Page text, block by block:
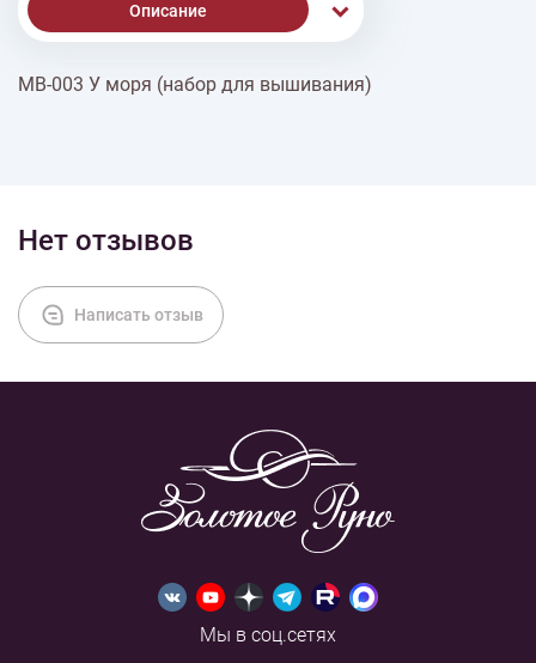
Описание
% Скидки
МВ-003 У моря (набор для вышивания)
Нет отзывов
Написать отзыв
Мы в соц.сетях